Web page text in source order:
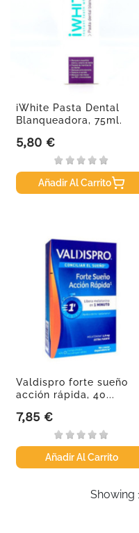
iWhite Pasta Dental
Blanqueadora, 75ml.
Precio
5,80 €
Añadir Al Carrito
Valdispro forte sueño
acción rápida, 40...
Precio
7,85 €
Añadir Al Carrito
Showing